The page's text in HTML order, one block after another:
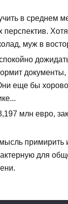
в среднем
перспектив.
муж в
еще бы
млн евро,
примирить
для